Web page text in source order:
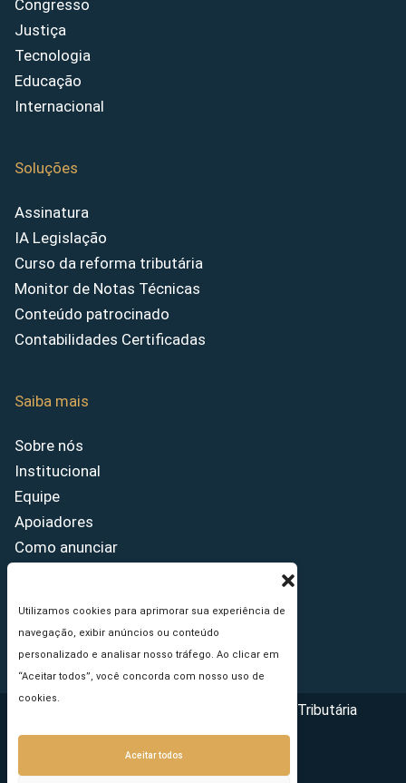
Utilizamos cookies para aprimorar sua experiência de
navegação, exibir anúncios ou conteúdo
personalizado e analisar nosso tráfego. Ao clicar em
“Aceitar todos”, você concorda com nosso uso de
cookies.
Aceitar todos
Congresso
Justiça
Tecnologia
Educação
Internacional
Soluções
Assinatura
IA Legislação
Curso da reforma tributária
Monitor de Notas Técnicas
Conteúdo patrocinado
Contabilidades Certificadas
Saiba mais
Sobre nós
Institucional
Equipe
Apoiadores
Como anunciar
Princípios Editoriais
Copyright © 2026 - Portal da Reforma Tributária